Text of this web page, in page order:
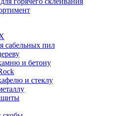
сабельных пил
и бетону
и стеклу